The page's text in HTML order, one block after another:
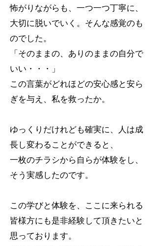
怖がりながらも、一つ一つ丁寧に、
大切に脱いでいく。そんな感覚のも
のでした。
「そのままの、ありのままの自分で
いい・・・」
この言葉がどれほどの安心感と安ら
ぎを与え、私を救ったか。
ゆっくりだけれども確実に、人は成
長し変わることができると、
一枚のチラシから自らが体験をし、
そう実感したのです。
この学びと体験を、ここに来られる
皆様方にも是非経験して頂きたいと
思っております。